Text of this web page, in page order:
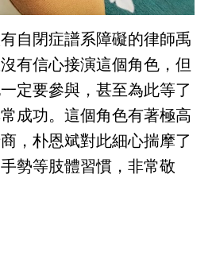
自閉症譜系障礙的律師禹
有信心接演這個角色，但
定要參與，甚至為此等了
成功。這個角色有著極高
，朴恩斌對此細心揣摩了
勢等肢體習慣，非常敬